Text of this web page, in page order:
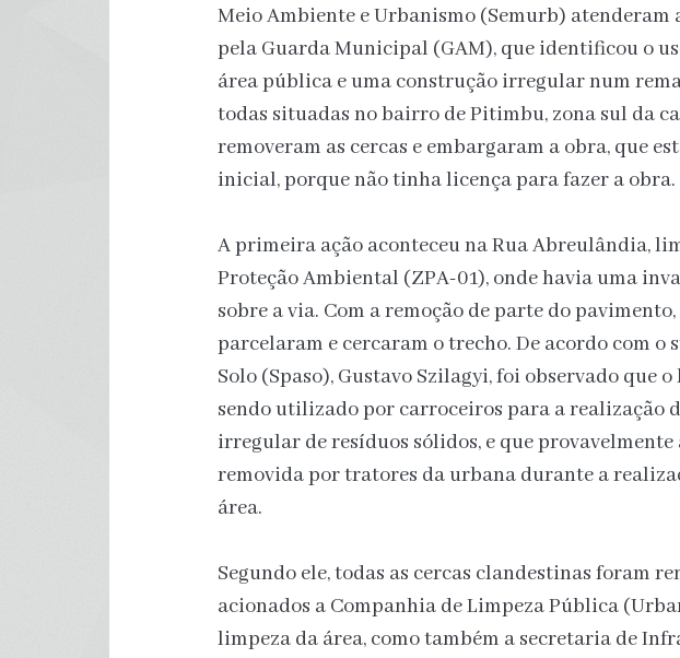
Meio Ambiente e Urbanismo (Semurb) atenderam
pela Guarda Municipal (GAM), que identificou o
área pública e uma construção irregular num
todas situadas no bairro de Pitimbu, zona sul da
removeram as cercas e embargaram a obra, que
inicial, porque não tinha licença para fazer a obra.
A primeira ação aconteceu na Rua Abreulândia,
Proteção Ambiental (ZPA-01), onde havia uma
sobre a via. Com a remoção de parte do
parcelaram e cercaram o trecho. De acordo com o
Solo (Spaso), Gustavo Szilagyi, foi observado que
sendo utilizado por carroceiros para a realização
irregular de resíduos sólidos, e que
removida por tratores da urbana durante a
área.
Segundo ele, todas as cercas clandestinas foram
acionados a Companhia de Limpeza Pública
limpeza da área, como também a secretaria de